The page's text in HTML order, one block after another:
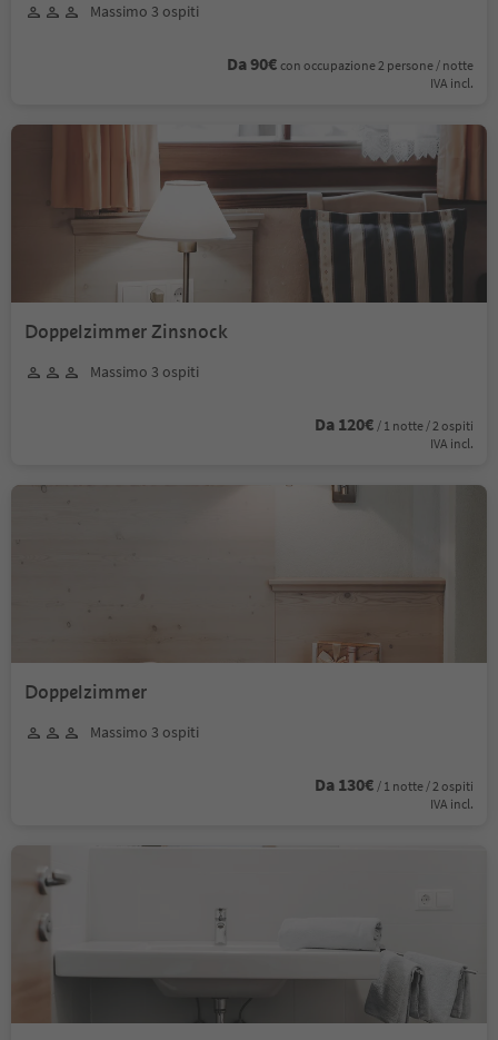
Massimo 3 ospiti
Da 90€ con occupazione 2 persone / notte
IVA incl.
Doppelzimmer Zinsnock
Massimo 3 ospiti
Da 120€ / 1 notte / 2 ospiti
IVA incl.
Doppelzimmer
Massimo 3 ospiti
Da 130€ / 1 notte / 2 ospiti
IVA incl.